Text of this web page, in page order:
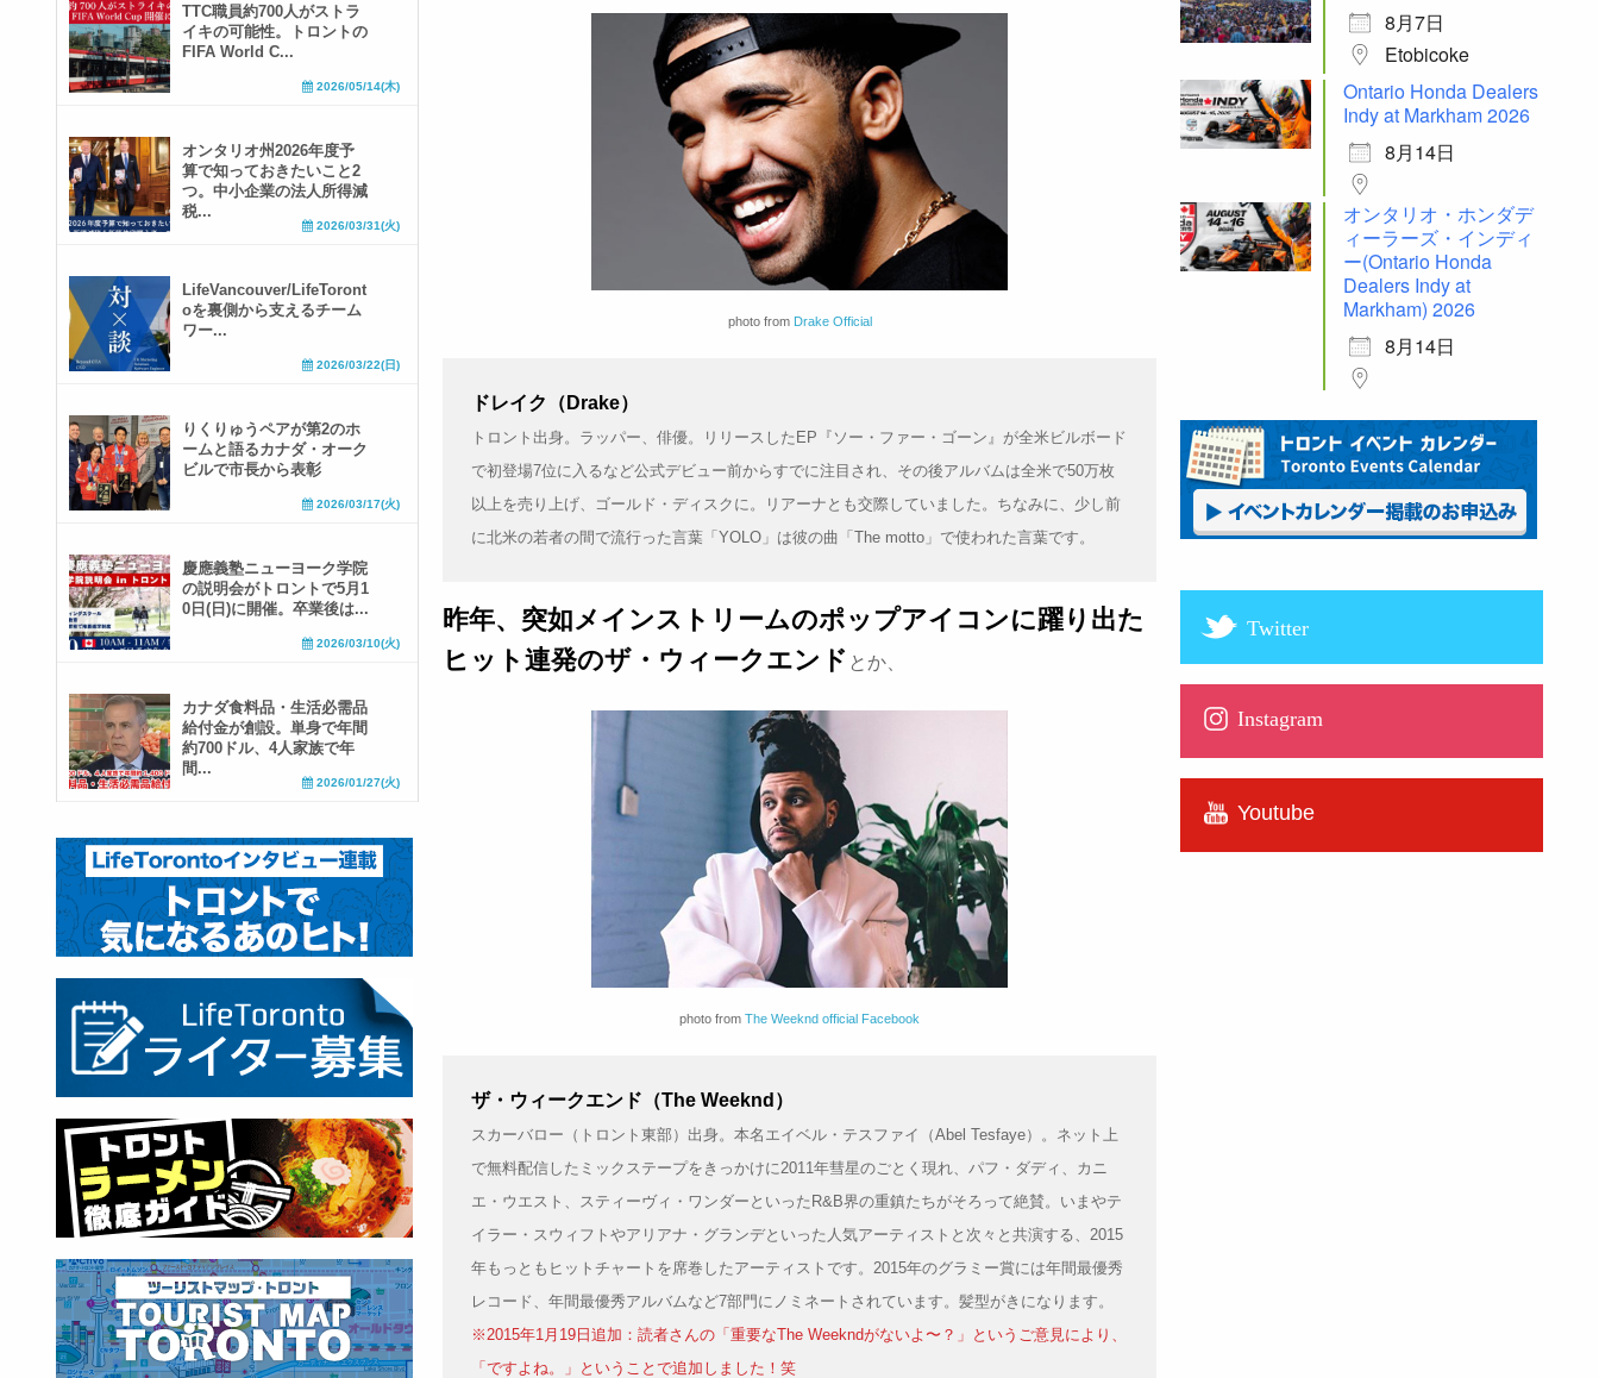
photo from Drake Official
ドレイク（Drake）
トロント出身。ラッパー、俳優。リリースしたEP『ソー・ファー・ゴーン』が全米ビルボード
で初登場7位に入るなど公式デビュー前からすでに注目され、その後アルバムは全米で50万枚
以上を売り上げ、ゴールド・ディスクに。リアーナとも交際していました。ちなみに、少し前
に北米の若者の間で流行った言葉「YOLO」は彼の曲「The motto」で使われた言葉です。
昨年、突如メインストリームのポップアイコンに躍り出た
ヒット連発のザ・ウィークエンド とか、
photo from The Weeknd official Facebook
ザ・ウィークエンド（The Weeknd）
スカーバロー（トロント東部）出身。本名エイベル・テスファイ（Abel Tesfaye）。ネット上
で無料配信したミックステープをきっかけに2011年彗星のごとく現れ、パフ・ダディ、カニ
エ・ウエスト、スティーヴィ・ワンダーといったR&B界の重鎮たちがそろって絶賛。いまやテ
イラー・スウィフトやアリアナ・グランデといった人気アーティストと次々と共演する、2015
年もっともヒットチャートを席巻したアーティストです。2015年のグラミー賞には年間最優秀
レコード、年間最優秀アルバムなど7部門にノミネートされています。髪型がきになります。
※2015年1月19日追加：読者さんの「重要なThe Weekndがないよ〜？」というご意見により、
「ですよね。」ということで追加しました！笑
TTC職員約700人がストラ
イキの可能性。トロントの
FIFA World C...
2026/05/14(木)
オンタリオ州2026年度予
算で知っておきたいこと2
つ。中小企業の法人所得減
税...
2026/03/31(火)
LifeVancouver/LifeToront
oを裏側から支えるチーム
ワー...
2026/03/22(日)
りくりゅうペアが第2のホ
ームと語るカナダ・オーク
ビルで市長から表彰
2026/03/17(火)
慶應義塾ニューヨーク学院
の説明会がトロントで5月1
0日(日)に開催。卒業後は...
2026/03/10(火)
カナダ食料品・生活必需品
給付金が創設。単身で年間
約700ドル、4人家族で年
間...
2026/01/27(火)
8月7日
Etobicoke
Ontario Honda Dealers
Indy at Markham 2026
8月14日
オンタリオ・ホンダデ
ィーラーズ・インディ
ー(Ontario Honda
Dealers Indy at
Markham) 2026
8月14日
Twitter
Instagram
Youtube